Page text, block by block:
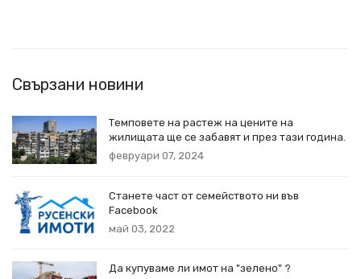
Свързани новини
Темповете на растеж на цените на
жилищата ще се забавят и през тази година.
февруари 07, 2024
Станете част от семейството ни във
Facebook
май 03, 2022
Да купуваме ли имот на "зелено" ?